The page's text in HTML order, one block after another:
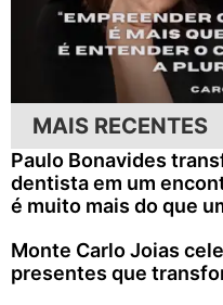
MAIS RECENTES
Paulo Bonavides
dentista em um
é muito mais do que
Monte Carlo Joias
presentes que